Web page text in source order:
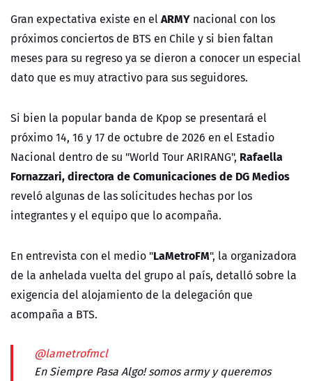
Gran expectativa existe en elARMY nacional con los
próximos conciertos de BTS en Chile y si bien faltan
meses para su regreso ya se dieron a conocer un especial
dato que es muy atractivo para sus seguidores.
Si bien la popular banda de Kpop se presentará el
próximo 14, 16 y 17 de octubre de 2026 en el Estadio
Nacional dentro de su "World Tour ARIRANG", Rafaella
Fornazzari, directora de Comunicaciones de DG Medios
reveló algunas de las solicitudes hechas por los
integrantes y el equipo que lo acompaña.
En entrevista con el medio "LaMetroFM", la organizadora
de la anhelada vuelta del grupo al país, detalló sobre la
exigencia del alojamiento de la delegación que
acompaña a BTS.
@lametrofmcl
En Siempre Pasa Algo! somos army y queremos